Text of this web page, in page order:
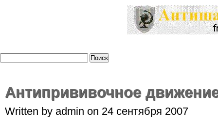
Антипрививочное
Written by admin on 24 сентября 2007